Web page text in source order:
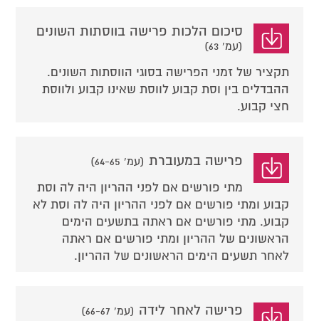
סיכום הלכות פרישה בווסתות השונים
(עמ' 63)
תקציר של זמני הפרישה בסוגי הווסתות השונים.
ההבדלים בין וסת קבוע לווסת שאינו קבוע ולווסת
חצי קבוע.
פרישה במעוברת (עמ' 64-65)
מתי פורשים אם לפני ההריון היה לה וסת
קבוע ומתי פורשים אם לפני ההריון היה לה וסת לא
קבוע. מתי פורשים אם ראתה בתשעים הימים
הראשונים של ההריון ומתי פורשים אם ראתה
לאחר תשעים הימים הראשונים של ההריון.
פרישה לאחר לידה (עמ' 66-67)